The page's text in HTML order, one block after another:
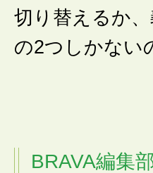
切り替えるか
の2つしかない
BRAVA編集